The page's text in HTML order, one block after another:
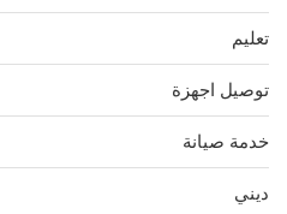
تعليم
توصيل اجهزة
خدمة صيانة
ديني